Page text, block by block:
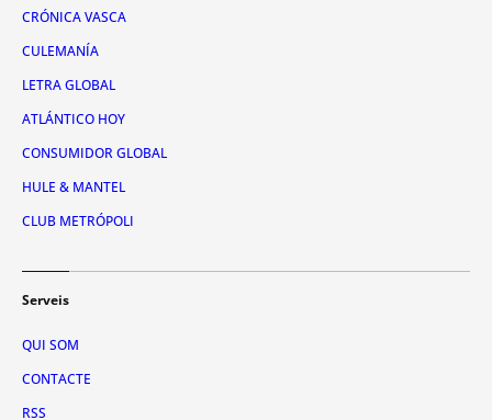
CRÓNICA VASCA
CULEMANÍA
LETRA GLOBAL
ATLÁNTICO HOY
CONSUMIDOR GLOBAL
HULE & MANTEL
CLUB METRÓPOLI
Serveis
QUI SOM
CONTACTE
RSS